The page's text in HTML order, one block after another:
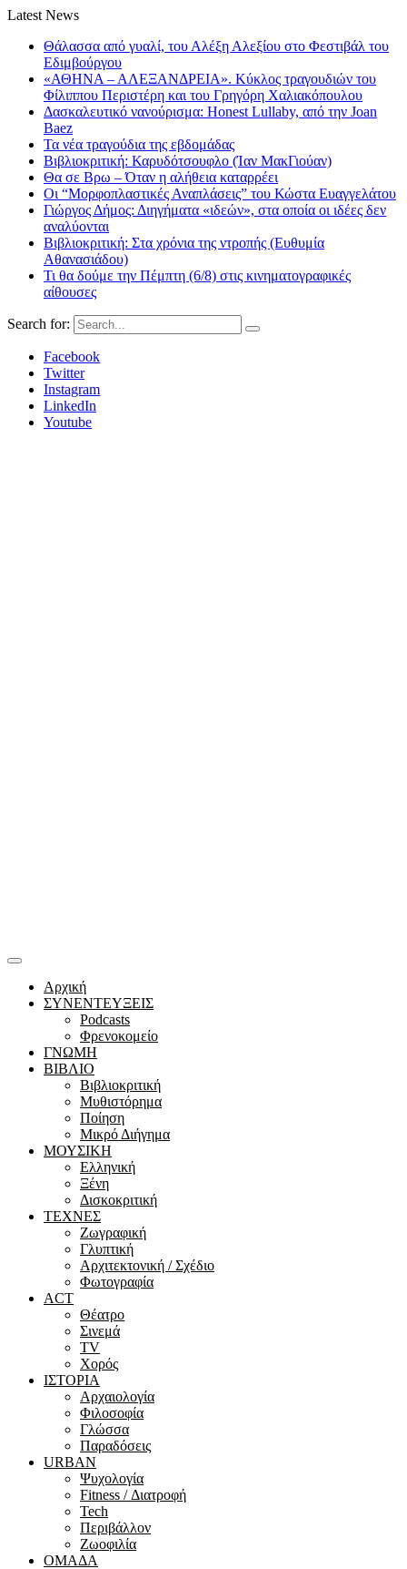
Latest News
Θάλασσα από γυαλί, του Αλέξη Αλεξίου στο Φεστιβάλ του
Εδιμβούργου
«ΑΘΗΝΑ – ΑΛΕΞΑΝΔΡΕΙΑ». Κύκλος τραγουδιών του
Φίλιππου Περιστέρη και του Γρηγόρη Χαλιακόπουλου
Δασκαλευτικό νανούρισμα: Honest Lullaby, από την Joan
Baez
Τα νέα τραγούδια της εβδομάδας
Βιβλιοκριτική: Καρυδότσουφλο (Ίαν ΜακΓιούαν)
Θα σε Βρω – Όταν η αλήθεια καταρρέει
Οι “Μορφοπλαστικές Αναπλάσεις” του Κώστα Ευαγγελάτου
Γιώργος Δήμος: Διηγήματα «ιδεών», στα οποία οι ιδέες δεν
αναλύονται
Βιβλιοκριτική: Στα χρόνια της ντροπής (Ευθυμία
Αθανασιάδου)
Τι θα δούμε την Πέμπτη (6/8) στις κινηματογραφικές
αίθουσες
Search for:
Facebook
Twitter
Instagram
LinkedIn
Youtube
Αρχική
ΣΥΝΕΝΤΕΥΞΕΙΣ
Podcasts
Φρενοκομείο
ΓΝΩΜΗ
ΒΙΒΛΙΟ
Βιβλιοκριτική
Μυθιστόρημα
Ποίηση
Μικρό Διήγημα
ΜΟΥΣΙΚΗ
Ελληνική
Ξένη
Δισκοκριτική
ΤΕΧΝΕΣ
Ζωγραφική
Γλυπτική
Αρχιτεκτονική / Σχέδιο
Φωτογραφία
ACT
Θέατρο
Σινεμά
ΤV
Χορός
ΙΣΤΟΡΙΑ
Αρχαιολογία
Φιλοσοφία
Γλώσσα
Παραδόσεις
URBAN
Ψυχολογία
Fitness / Διατροφή
Tech
Περιβάλλον
Ζωοφιλία
ΟΜΑΔΑ